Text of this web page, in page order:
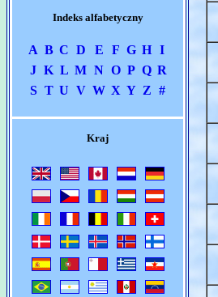
Indeks alfabetyczny
A B C D E F G H I
J K L M N O P Q R
S T U V W X Y Z #
Kraj